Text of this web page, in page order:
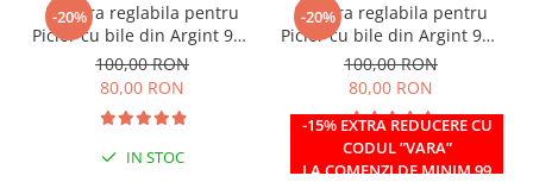
-20%
Bratara reglabila pentru
Picior cu bile din Argint 925
si margele Miyuki rosii
100,00 RON
80,00 RON
IN STOC
-20%
-15% EXTRA REDUCERE CU
CODUL ”VARA”
LA COMENZI DE MINIM 99
Bratara reglabila pentru
Picior cu bile din Argint 925
si margele Miyuki verzi
100,00 RON
80,00 RON
IN STOC